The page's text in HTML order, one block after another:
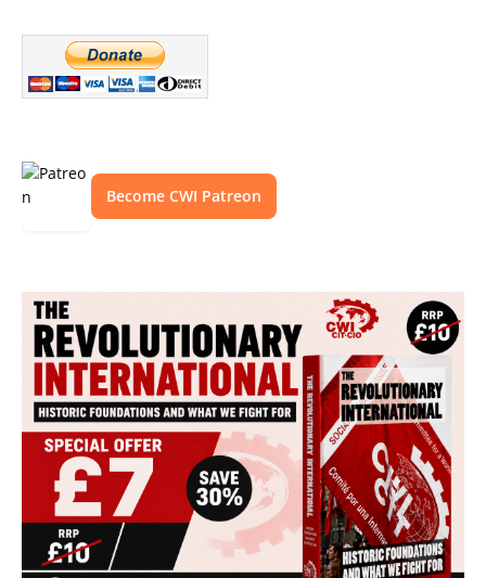
Become CWI Patreon